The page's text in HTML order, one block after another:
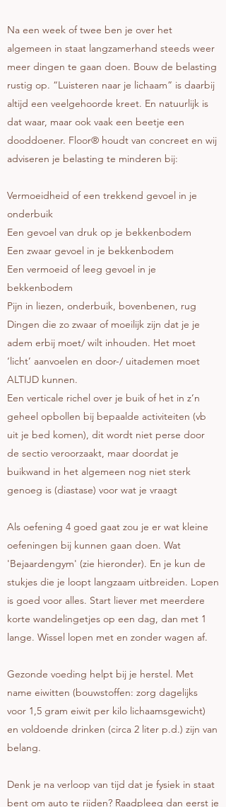
Na een week of twee ben je over het
algemeen in staat langzamerhand steeds weer
meer dingen te gaan doen. Bouw de belasting
rustig op. “Luisteren naar je lichaam” is daarbij
altijd een veelgehoorde kreet. En natuurlijk is
dat waar, maar ook vaak een beetje een
dooddoener. Floor® houdt van concreet en wij
adviseren je belasting te minderen bij:
Vermoeidheid of een trekkend gevoel in je
onderbuik
Een gevoel van druk op je bekkenbodem
Een zwaar gevoel in je bekkenbodem
Een vermoeid of leeg gevoel in je
bekkenbodem
Pijn in liezen, onderbuik, bovenbenen, rug
Dingen die zo zwaar of moeilijk zijn dat je je
adem erbij moet/ wilt inhouden. Het moet
‘licht’ aanvoelen en door-/ uitademen moet
ALTIJD kunnen.
Een verticale richel over je buik of het in z’n
geheel opbollen bij bepaalde activiteiten (vb
uit je bed komen), dit wordt niet perse door
de sectio veroorzaakt, maar doordat je
buikwand in het algemeen nog niet sterk
genoeg is (diastase) voor wat je vraagt
Als oefening 4 goed gaat zou je er wat kleine
oefeningen bij kunnen gaan doen. Wat
'Bejaardengym' (zie hieronder). En je kun de
stukjes die je loopt langzaam uitbreiden. Lopen
is goed voor alles. Start liever met meerdere
korte wandelingetjes op een dag, dan met 1
lange. Wissel lopen met en zonder wagen af.
Gezonde voeding helpt bij je herstel. Met
name eiwitten (bouwstoffen: zorg dagelijks
voor 1,5 gram eiwit per kilo lichaamsgewicht)
en voldoende drinken (circa 2 liter p.d.) zijn van
belang.
Denk je na verloop van tijd dat je fysiek in staat
bent om auto te rijden? Raadpleeg dan eerst je